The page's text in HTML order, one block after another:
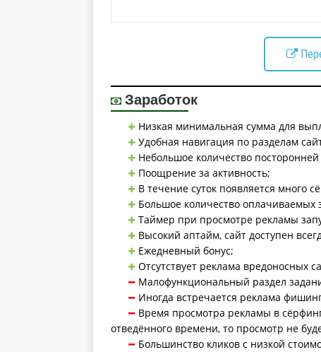
Заработок
Низкая минимальная сумма для
Удобная навигация по разделам
Небольшое количество
Поощрение за активность;
В течение суток появляется много
Большое количество оплачиваемых
Таймер при просмотре рекламы
Высокий аптайм, сайт доступен
Ежедневный бонус;
Отсутствует реклама вредоносных
Малофункциональный раздел
Иногда встречается реклама
Время просмотра рекламы в
отведённого времени, то просмотр не
Большинство кликов с низкой